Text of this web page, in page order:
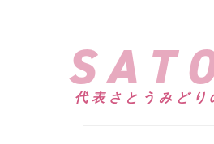
代表さとうみどり